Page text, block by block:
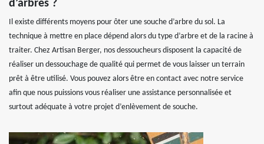
d’arbres ?
Il existe différents moyens pour ôter une souche d’arbre du sol. La
technique à mettre en place dépend alors du type d’arbre et de la racine à
traiter. Chez Artisan Berger, nos dessoucheurs disposent la capacité de
réaliser un dessouchage de qualité qui permet de vous laisser un terrain
prêt à être utilisé. Vous pouvez alors être en contact avec notre service
afin que nous puissions vous réaliser une assistance personnalisée et
surtout adéquate à votre projet d’enlèvement de souche.